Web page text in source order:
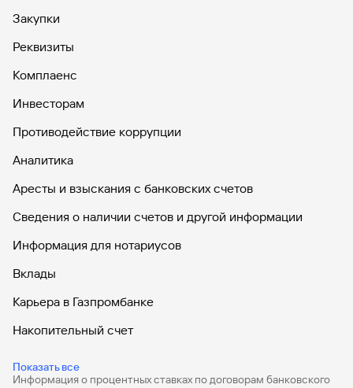
Закупки
Реквизиты
Комплаенс
Инвесторам
Противодействие коррупции
Аналитика
Аресты и взыскания с банковских счетов
Сведения о наличии счетов и другой информации
Информация для нотариусов
Вклады
Карьера в Газпромбанке
Накопительный счет
Показать все
Информация о процентных ставках по договорам банковского